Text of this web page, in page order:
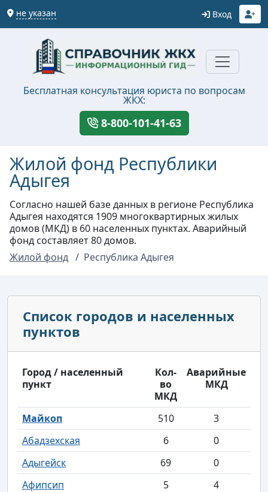
не указан Вход
Бесплатная консультация юриста по вопросам
ЖКХ:
8-800-101-41-63
Жилой фонд Республики
Адыгея
Согласно нашей базе данных в регионе Республика
Адыгея находятся 1909 многоквартирных жилых
домов (МКД) в 60 населенных пунктах. Аварийный
фонд составляет 80 домов.
Жилой фонд
Республика Адыгея
Список городов и населенных
пунктов
Город / населенный
пункт
Кол-
во
МКД
Аварийные
МКД
Майкоп 510
3
Абадзехская
6
0
Адыгейск
69
0
Афипсип
5
4